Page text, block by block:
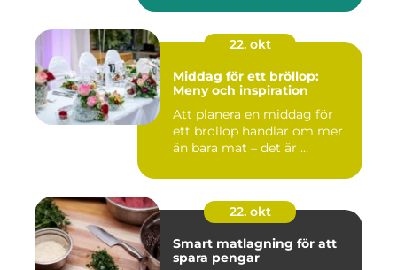
22. okt
Middag för ett bröllop:
Meny och inspiration
Att planera en middag för
ett bröllop handlar om mer
än bara mat – det är ...
22. okt
Smart matlagning för att
spara pengar